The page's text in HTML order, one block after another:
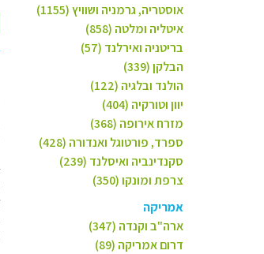
אוסטריה, גרמניה ושוויץ (1155)
איטליה ומלטה (858)
בריטניה ואירלנד (57)
הבלקן (339)
הולנד ובלגיה (122)
יוון וטורקיה (404)
מזרח אירופה (368)
ספרד, פורטוגל ואנדורה (428)
סקנדינביה ואיסלנד (239)
צרפת ומונקו (350)
אמריקה
ארה"ב וקנדה (347)
דרום אמריקה (89)